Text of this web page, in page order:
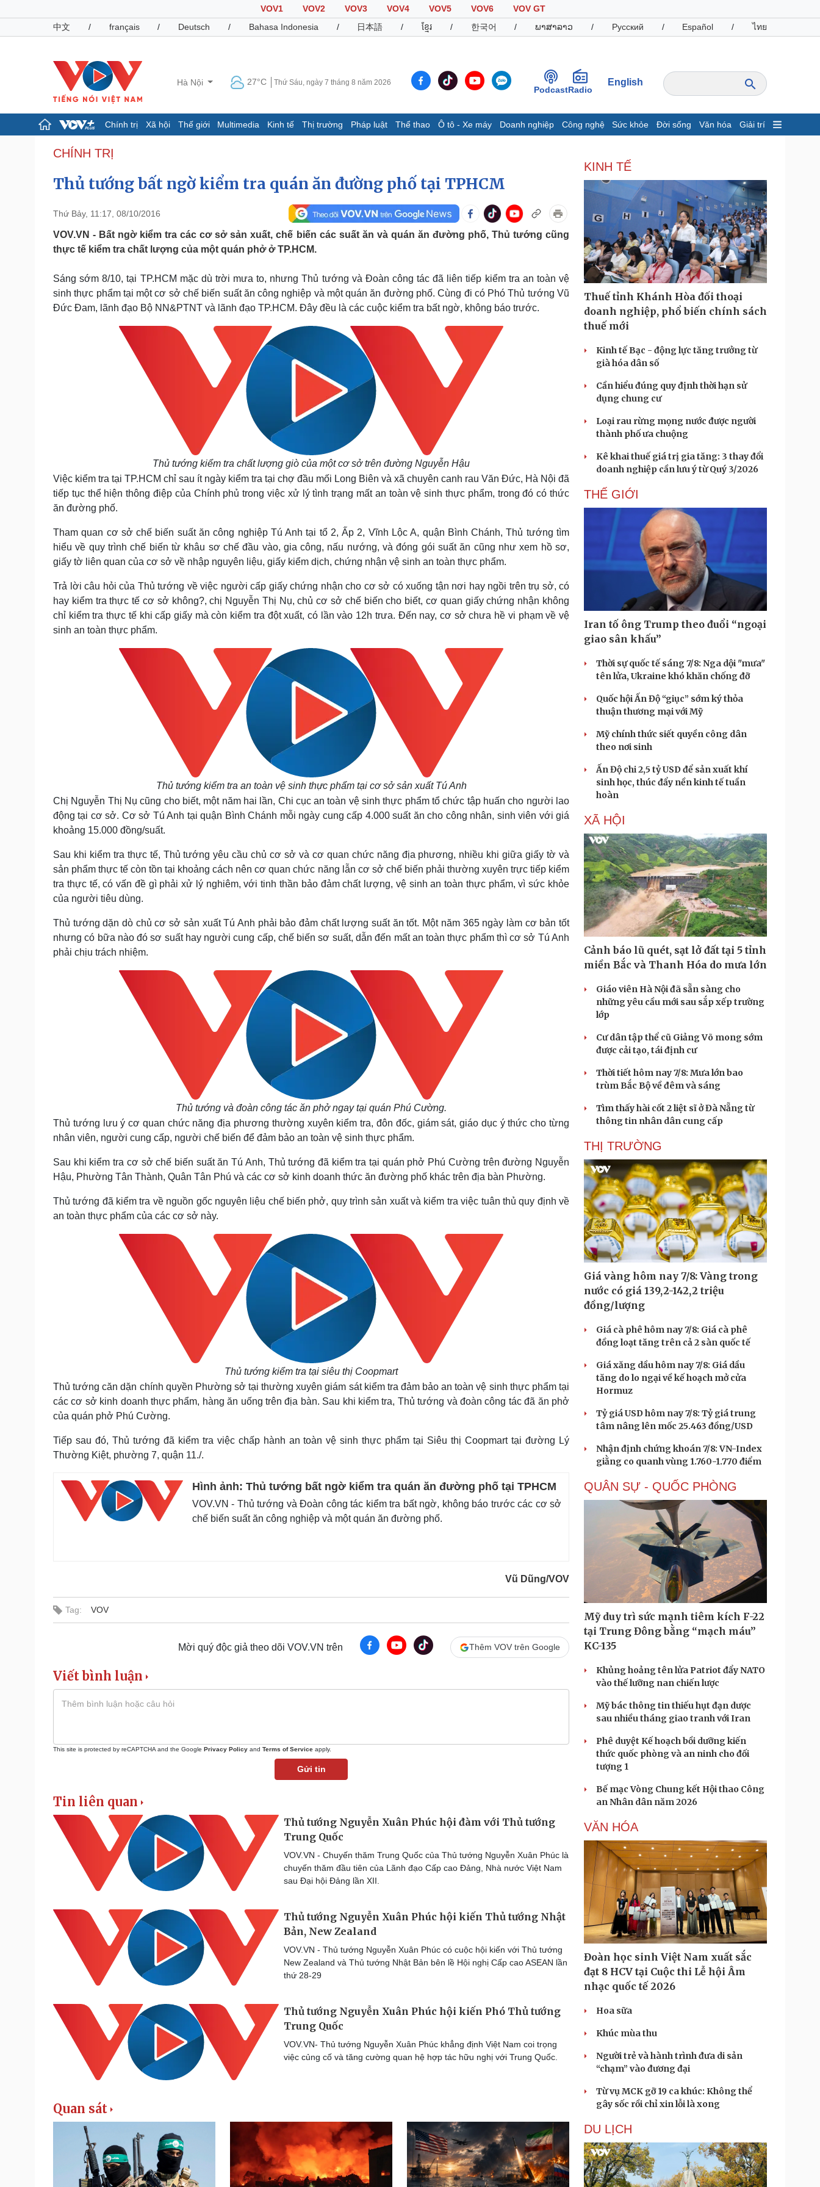
VOV1 VOV2 VOV3 VOV4 VOV5 VOV6
VOV GT
中文
/ français / Deutsch / Bahasa Indonesia / 日本語 / ខ្មែរ / 한국어 / ພາສາລາວ / Русский / Español / ไทย
Hà Nội 27°C Thứ Sáu, ngày 7 tháng 8 năm 2026
PodcastRadio
English
Chính trị Xã hội Thế giới Multimedia Kinh tế Thị trường Pháp luật Thể thao Ô tô - Xe máy Doanh nghiệp Công nghệ Sức khỏe Đời sống Văn hóa Giải trí
Chính trị
Tổ chức nhân sự
Quốc hội
Dự báo thời tiết
Giáo dục
Biển đảo
Cuộc sống đó đây
Hồ sơ
Ảnh
E-Magazine
Infographic
Bất động sản
Khởi nghiệp
Tiêu dùng
Tỷ giá
Chứng khoán
Giá cà phê
Pháp luật
Tin nóng
Tư vấn luật
Quân sự - Quốc phòng
Việt Nam
Phân tích
Thể thao
Lịch thi đấu bóng đá
Thế giới thể thao
eSports
Xe máy
Tư vấn
Doanh nghiệp
Thông tin doanh nghiệp
Doanh nghiệp 24h
Doanh nhân
Vì cộng đồng
Công nghệ
Sành điệu
Tin Công nghệ
Trải nghiệm
Chuyển đổi số
Dinh dưỡng - món ngon
Đời sống
Nhà đẹp
Tình yêu - Gia đình
Sân khấu - Điện ảnh
Văn học
Âm nhạc
Giải trí
Nghệ sĩ
Thời trang
Sao Việt
Câu chuyện thời sự
Cửa sổ tình yêu
CHÍNH TRỊ
Thủ tướng bất ngờ kiểm tra quán ăn đường phố tại TPHCM
Thứ Bảy, 11:17, 08/10/2016
VOV.VN - Bất ngờ kiểm tra các cơ sở sản xuất, chế biến các suất ăn và quán ăn đường phố, Thủ tướng cũng
thực tế kiểm tra chất lượng của một quán phở ở TP.HCM.
Sáng sớm 8/10, tại TP.HCM mặc dù trời mưa to, nhưng Thủ tướng và Đoàn công tác đã liên tiếp kiểm tra an toàn vệ
sinh thực phẩm tại một cơ sở chế biến suất ăn công nghiệp và một quán ăn đường phố. Cùng đi có Phó Thủ tướng Vũ
Đức Đam, lãnh đạo Bộ NN&PTNT và lãnh đạo TP.HCM. Đây đều là các cuộc kiểm tra bất ngờ, không báo trước.
Thủ tướng kiểm tra chất lượng giò của một cơ sở trên đường Nguyễn Hậu
Việc kiểm tra tại TP.HCM chỉ sau ít ngày kiểm tra tại chợ đầu mối Long Biên và xã chuyên canh rau Văn Đức, Hà Nội đã
tiếp tục thể hiện thông điệp của Chính phủ trong việc xử lý tình trạng mất an toàn vệ sinh thực phẩm, trong đó có thức
ăn đường phố.
Tham quan cơ sở chế biến suất ăn công nghiệp Tú Anh tại tổ 2, Ấp 2, Vĩnh Lộc A, quận Bình Chánh, Thủ tướng tìm
hiểu về quy trình chế biến từ khâu sơ chế đầu vào, gia công, nấu nướng, và đóng gói suất ăn cũng như xem hồ sơ,
giấy tờ liên quan của cơ sở về nhập nguyên liệu, giấy kiểm dịch, chứng nhận vệ sinh an toàn thực phẩm.
Trả lời câu hỏi của Thủ tướng về việc người cấp giấy chứng nhận cho cơ sở có xuống tận nơi hay ngồi trên trụ sở, có
hay kiểm tra thực tế cơ sở không?, chị Nguyễn Thị Nụ, chủ cơ sở chế biến cho biết, cơ quan giấy chứng nhận không
chỉ kiểm tra thực tế khi cấp giấy mà còn kiểm tra đột xuất, có lần vào 12h trưa. Đến nay, cơ sở chưa hề vi phạm về vệ
sinh an toàn thực phẩm.
Thủ tướng kiểm tra an toàn vệ sinh thực phẩm tại cơ sở sản xuất Tú Anh
Chị Nguyễn Thị Nụ cũng cho biết, một năm hai lần, Chi cục an toàn vệ sinh thực phẩm tổ chức tập huấn cho người lao
động tại cơ sở. Cơ sở Tú Anh tại quận Bình Chánh mỗi ngày cung cấp 4.000 suất ăn cho công nhân, sinh viên với giá
khoảng 15.000 đồng/suất.
Sau khi kiểm tra thực tế, Thủ tướng yêu cầu chủ cơ sở và cơ quan chức năng địa phương, nhiều khi giữa giấy tờ và
sản phẩm thực tế còn tồn tại khoảng cách nên cơ quan chức năng lẫn cơ sở chế biến phải thường xuyên trực tiếp kiểm
tra thực tế, có vấn đề gì phải xử lý nghiêm, với tinh thần bảo đảm chất lượng, vệ sinh an toàn thực phẩm, vì sức khỏe
của người tiêu dùng.
Thủ tướng dặn dò chủ cơ sở sản xuất Tú Anh phải bảo đảm chất lượng suất ăn tốt. Một năm 365 ngày làm cơ bản tốt
nhưng có bữa nào đó sơ suất hay người cung cấp, chế biến sơ suất, dẫn đến mất an toàn thực phẩm thì cơ sở Tú Anh
phải chịu trách nhiệm.
Thủ tướng và đoàn công tác ăn phở ngay tại quán Phú Cường.
Thủ tướng lưu ý cơ quan chức năng địa phương thường xuyên kiểm tra, đôn đốc, giám sát, giáo dục ý thức cho từng
nhân viên, người cung cấp, người chế biến để đảm bảo an toàn vệ sinh thực phẩm.
Sau khi kiểm tra cơ sở chế biến suất ăn Tú Anh, Thủ tướng đã kiểm tra tại quán phở Phú Cường trên đường Nguyễn
Hậu, Phường Tân Thành, Quân Tân Phú và các cơ sở kinh doanh thức ăn đường phố khác trên địa bàn Phường.
Thủ tướng đã kiểm tra về nguồn gốc nguyên liệu chế biến phở, quy trình sản xuất và kiểm tra việc tuân thủ quy định về
an toàn thực phẩm của các cơ sở này.
Thủ tướng kiểm tra tại siêu thị Coopmart
Thủ tướng căn dặn chính quyền Phường sở tại thường xuyên giám sát kiểm tra đảm bảo an toàn vệ sinh thực phẩm tại
các cơ sở kinh doanh thực phẩm, hàng ăn uống trên địa bàn. Sau khi kiểm tra, Thủ tướng và đoàn công tác đã ăn phở
của quán phở Phú Cường.
Tiếp sau đó, Thủ tướng đã kiểm tra việc chấp hành an toàn vệ sinh thực phẩm tại Siêu thị Coopmart tại đường Lý
Thường Kiệt, phường 7, quận 11./.
Hình ảnh: Thủ tướng bất ngờ kiểm tra quán ăn đường phố tại TPHCM
VOV.VN - Thủ tướng và Đoàn công tác kiểm tra bất ngờ, không báo trước các cơ sở
chế biến suất ăn công nghiệp và một quán ăn đường phố.
Vũ Dũng/VOV
Tag: VOV
Mời quý độc giả theo dõi VOV.VN trên Thêm VOV trên Google
Viết bình luận
This site is protected by reCAPTCHA and the Google Privacy Policy and Terms of Service apply.
Gửi tin
Tin liên quan
Thủ tướng Nguyễn Xuân Phúc hội đàm với Thủ tướng
Trung Quốc
VOV.VN - Chuyến thăm Trung Quốc của Thủ tướng Nguyễn Xuân Phúc là
chuyến thăm đầu tiên của Lãnh đạo Cấp cao Đảng, Nhà nước Việt Nam
sau Đại hội Đảng lần XII.
Thủ tướng Nguyễn Xuân Phúc hội kiến Thủ tướng Nhật
Bản, New Zealand
VOV.VN - Thủ tướng Nguyễn Xuân Phúc có cuộc hội kiến với Thủ tướng
New Zealand và Thủ tướng Nhật Bản bên lề Hội nghị Cấp cao ASEAN lần
thứ 28-29
Thủ tướng Nguyễn Xuân Phúc hội kiến Phó Thủ tướng
Trung Quốc
VOV.VN- Thủ tướng Nguyễn Xuân Phúc khẳng định Việt Nam coi trọng
việc củng cố và tăng cường quan hệ hợp tác hữu nghị với Trung Quốc.
Quan sát
KINH TẾ
Thuế tỉnh Khánh Hòa đối thoại
doanh nghiệp, phổ biến chính sách
thuế mới
Kinh tế Bạc - động lực tăng trưởng từ
già hóa dân số
Cần hiểu đúng quy định thời hạn sử
dụng chung cư
Loại rau rừng mọng nước được người
thành phố ưa chuộng
Kê khai thuế giá trị gia tăng: 3 thay đổi
doanh nghiệp cần lưu ý từ Quý 3/2026
THẾ GIỚI
Iran tố ông Trump theo đuổi “ngoại
giao sân khấu”
Thời sự quốc tế sáng 7/8: Nga dội "mưa"
tên lửa, Ukraine khó khăn chống đỡ
Quốc hội Ấn Độ “giục” sớm ký thỏa
thuận thương mại với Mỹ
Mỹ chính thức siết quyền công dân
theo nơi sinh
Ấn Độ chi 2,5 tỷ USD để sản xuất khí
sinh học, thúc đẩy nền kinh tế tuần
hoàn
XÃ HỘI
Cảnh báo lũ quét, sạt lở đất tại 5 tỉnh
miền Bắc và Thanh Hóa do mưa lớn
Giáo viên Hà Nội đã sẵn sàng cho
những yêu cầu mới sau sắp xếp trường
lớp
Cư dân tập thể cũ Giảng Võ mong sớm
được cải tạo, tái định cư
Thời tiết hôm nay 7/8: Mưa lớn bao
trùm Bắc Bộ về đêm và sáng
Tìm thấy hài cốt 2 liệt sĩ ở Đà Nẵng từ
thông tin nhân dân cung cấp
THỊ TRƯỜNG
Giá vàng hôm nay 7/8: Vàng trong
nước có giá 139,2-142,2 triệu
đồng/lượng
Giá cà phê hôm nay 7/8: Giá cà phê
đồng loạt tăng trên cả 2 sàn quốc tế
Giá xăng dầu hôm nay 7/8: Giá dầu
tăng do lo ngại về kế hoạch mở cửa
Hormuz
Tỷ giá USD hôm nay 7/8: Tỷ giá trung
tâm nâng lên mốc 25.463 đồng/USD
Nhận định chứng khoán 7/8: VN-Index
giằng co quanh vùng 1.760-1.770 điểm
QUÂN SỰ - QUỐC PHÒNG
Mỹ duy trì sức mạnh tiêm kích F-22
tại Trung Đông bằng “mạch máu”
KC-135
Khủng hoảng tên lửa Patriot đẩy NATO
vào thế lưỡng nan chiến lược
Mỹ bác thông tin thiếu hụt đạn dược
sau nhiều tháng giao tranh với Iran
Phê duyệt Kế hoạch bồi dưỡng kiến
thức quốc phòng và an ninh cho đối
tượng 1
Bế mạc Vòng Chung kết Hội thao Công
an Nhân dân năm 2026
VĂN HÓA
Đoàn học sinh Việt Nam xuất sắc
đạt 8 HCV tại Cuộc thi Lễ hội Âm
nhạc quốc tế 2026
Hoa sữa
Khúc mùa thu
Người trẻ và hành trình đưa di sản
“chạm” vào đương đại
Từ vụ MCK gỡ 19 ca khúc: Không thể
gây sốc rồi chỉ xin lỗi là xong
DU LỊCH